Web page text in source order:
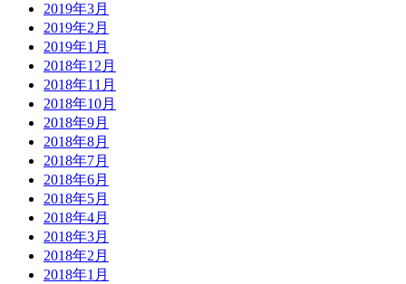
2019年3月
2019年2月
2019年1月
2018年12月
2018年11月
2018年10月
2018年9月
2018年8月
2018年7月
2018年6月
2018年5月
2018年4月
2018年3月
2018年2月
2018年1月